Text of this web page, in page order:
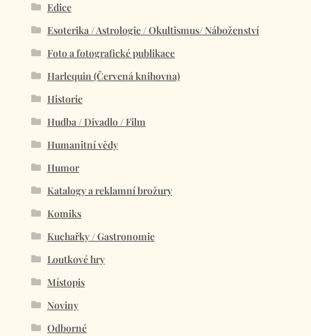
Edice
Esoterika / Astrologie / Okultismus/ Náboženství
Foto a fotografické publikace
Harlequin (Červená knihovna)
Historie
Hudba / Divadlo / Film
Humanitní vědy
Humor
Katalogy a reklamní brožury
Komiks
Kuchařky / Gastronomie
Loutkové hry
Místopis
Noviny
Odborné